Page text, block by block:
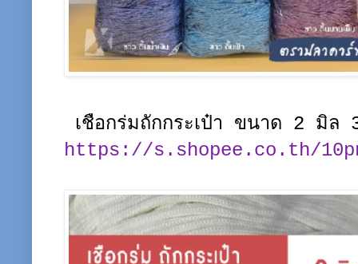
เชือกร่มถักกระเป๋า ขนาด 2 มิ
https://s.shopee.co.th/